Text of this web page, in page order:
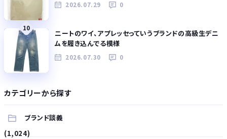
2026.07.29 0
10
ニートのワイ、アプレッセっていうブランドの高級生デニ
ムを履き込んでる模様
2026.07.30 0
カテゴリーから探す
ブランド談義
(1,024)